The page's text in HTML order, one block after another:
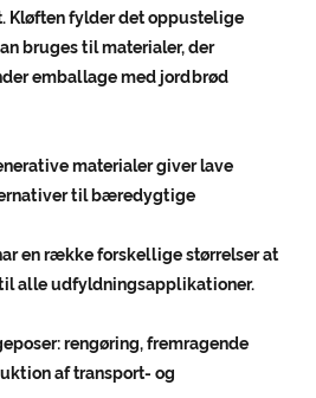
fylder det oppustelige
bruges til materialer, der
emballage med jordbrød
materialer giver lave
til bæredygtige
en række forskellige størrelser at
alle udfyldningsapplikationer.
rengøring, fremragende
af transport- og